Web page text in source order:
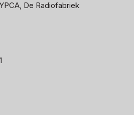
De Radiofabriek